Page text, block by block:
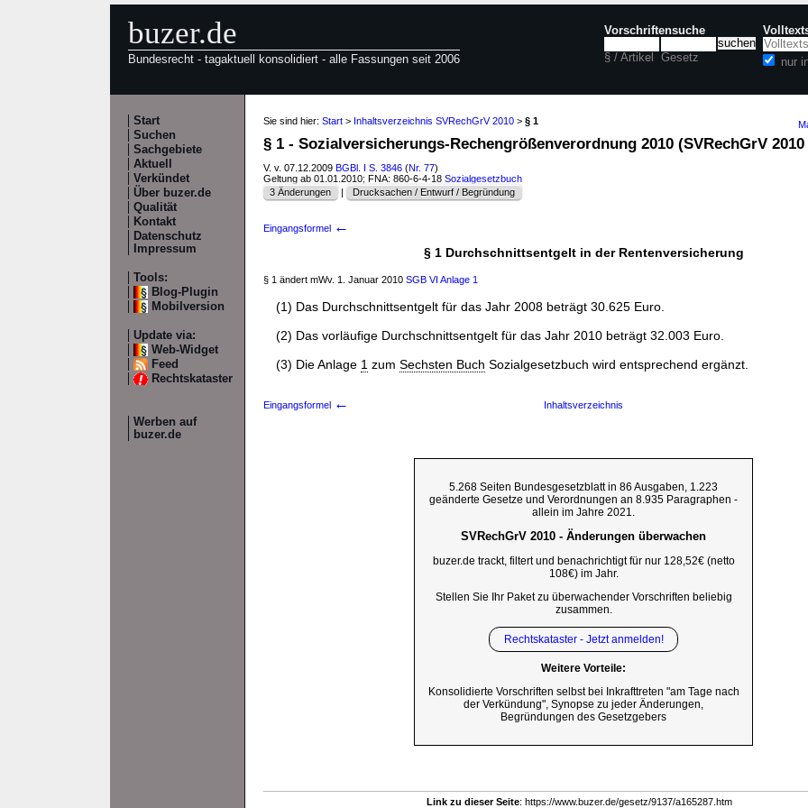
buzer.de
Bundesrecht - tagaktuell konsolidiert - alle Fassungen seit 2006
Vorschriftensuche
§ / Artikel Gesetz nur
Start
Suchen
Sachgebiete
Aktuell
Verkündet
Über buzer.de
Qualität
Kontakt
Datenschutz
Impressum
Tools:
Blog-Plugin
Mobilversion
Update via:
Web-Widget
Feed
Rechtskataster
Werben auf
buzer.de
Sie sind hier: Start > Inhaltsverzeichnis SVRechGrV 2010 > § 1
§ 1 - Sozialversicherungs-Rechengrößenverordnung 2010 (SVRechGrV 2010
V. v. 07.12.2009 BGBl. I S. 3846 (Nr. 77)
Geltung ab 01.01.2010; FNA: 860-6-4-18 Sozialgesetzbuch
3 Änderungen
| Drucksachen / Entwurf / Begründung
Eingangsformel ←
§ 1 Durchschnittsentgelt in der Rentenversicherung
§ 1 ändert mWv. 1. Januar 2010 SGB VI Anlage 1
(1) Das Durchschnittsentgelt für das Jahr 2008 beträgt 30.625 Euro.
(2) Das vorläufige Durchschnittsentgelt für das Jahr 2010 beträgt 32.003 Euro.
(3) Die Anlage 1 zum Sechsten Buch Sozialgesetzbuch wird entsprechend ergänzt.
Eingangsformel ← Inhaltsverzeichnis
5.268 Seiten Bundesgesetzblatt in 86 Ausgaben, 1.223
geänderte Gesetze und Verordnungen an 8.935 Paragraphen -
allein im Jahre 2021.
SVRechGrV 2010 - Änderungen überwachen
buzer.de trackt, filtert und benachrichtigt für nur 128,52€ (netto
108€) im Jahr.
Stellen Sie Ihr Paket zu überwachender Vorschriften beliebig
zusammen.
Rechtskataster - Jetzt anmelden!
Weitere Vorteile:
Konsolidierte Vorschriften selbst bei Inkrafttreten "am Tage nach
der Verkündung", Synopse zu jeder Änderungen,
Begründungen des Gesetzgebers
Link zu dieser Seite: https://www.buzer.de/gesetz/9137/a165287.htm